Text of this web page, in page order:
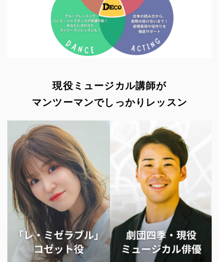
現役ミュージカル講師が
マンツーマンでしっかりレッスン